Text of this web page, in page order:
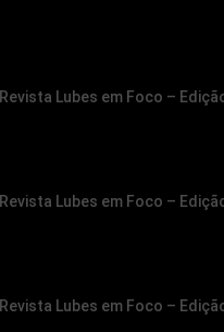
Revista Lubes em Foco –
Revista Lubes em Foco –
Revista Lubes em Foco –